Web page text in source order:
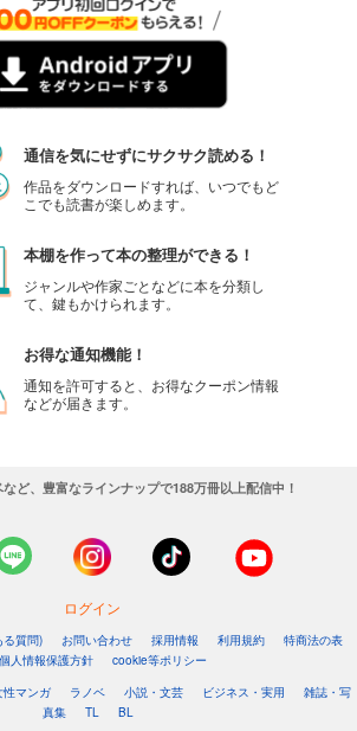
通信を気にせずにサクサク読める！
作品をダウンロードすれば、いつでもど
こでも読書が楽しめます。
本棚を作って本の整理ができる！
ジャンルや作家ごとなどに本を分類し
て、鍵もかけられます。
お得な通知機能！
通知を許可すると、お得なクーポン情報
などが届きます。
ど、豊富なラインナップで188万冊以上配信中！
ログイン
る質問) お問い合わせ 採用情報 利用規約
特商法の表
個人情報保護方針
cookie等ポリシー
性マンガ ラノベ 小説・文芸 ビジネス・実用
雑誌・写
真集
TL BL